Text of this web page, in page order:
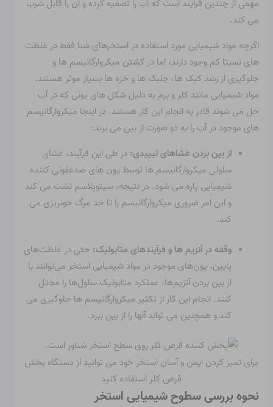
مهمی از چندین فرآیند است که آب را تصفیه کرده و آن را قابل شرب
می کند.
اگرچه مواد شیمیایی مورد استفاده در استخرهای شنا فقط در غلظت
های نسبتا کم وجود دارند، اما در کشتن میکروارگانیسم ها و
جلوگیری از رشد کپک ها، جلبک ها و خزه ها بسیار موثر هستند.
مواد شیمیایی مانند کلر و برم به دلیل شکل های یونی که در آب
حل می شوند قادر به انجام این کار هستند. در اینجا میکروارگانیسم
های موجود در آب را به دو صورت از بین می برند:
از بین بردن غشاهای لیپیدی: در طی این فرآیند، غشای
سلولی میکروارگانیسم ها توسط یون های ضدعفونی کننده
شیمیایی پاره می شود. در نتیجه، سیتوپلاسم نشت می کند
و این امر ضروری میکروارگانیسم را تا حد مرگ خونریزی می
کند.
وقفه در آنزیم ها و فرآیندهای متابولیک: حتی در غلظت‌های
پایین، یون‌های موجود در مواد شیمیایی استخر می‌توانند با
از بین بردن آنزیم‌ها، عملکرد متابولیک سلول‌ها را مختل
کنند. انجام این کار از تکثیر میکروارگانیسم ها جلوگیری می
کند و همچنین می تواند آنها را از بین ببرد.
برای تمیز کردن ایمن و آسان استخر خود می توانید از دستگاه پخش
قرص کلر استفاده کنید
نحوه بررسی سطوح شیمیایی استخر